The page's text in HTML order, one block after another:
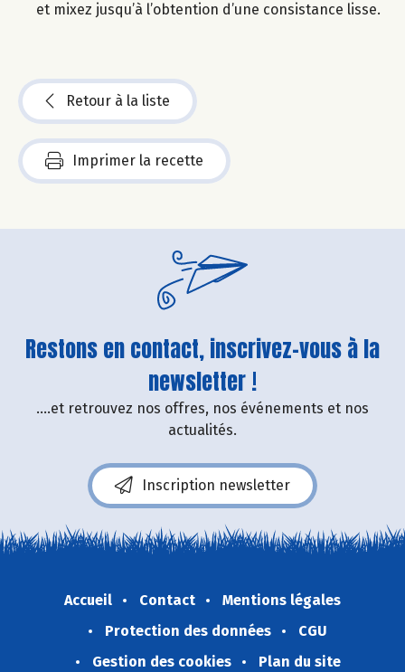
et mixez jusqu’à l’obtention d’une consistance lisse.
Retour à la liste
Imprimer la recette
Restons en contact, inscrivez-vous à la
newsletter !
....et retrouvez nos offres, nos événements et nos
actualités.
Inscription newsletter
Accueil Contact
Mentions légales
Protection des données
CGU
Gestion des cookies
Plan du site